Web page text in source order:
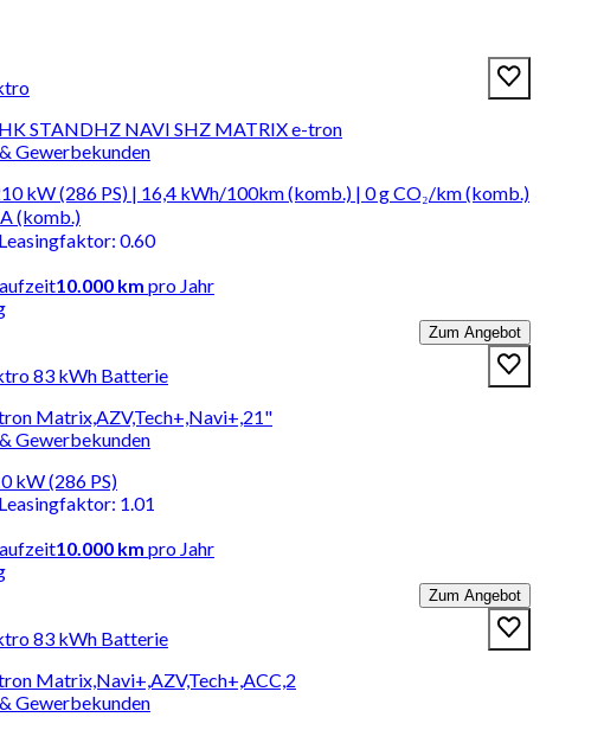
STANDHZ NAVI SHZ MATRIX e-tron
Gewerbekunden
kW (286 PS) | 16,4 kWh/100km (komb.) | 0 g CO₂/km (komb.)
(komb.)
Leasingfaktor: 0.60
10.000 km pro Jahr
Zum Angebot
83 kWh Batterie
Matrix,AZV,Tech+,Navi+,21"
Gewerbekunden
kW (286 PS)
Leasingfaktor: 1.01
10.000 km pro Jahr
Zum Angebot
83 kWh Batterie
Matrix,Navi+,AZV,Tech+,ACC,2
Gewerbekunden